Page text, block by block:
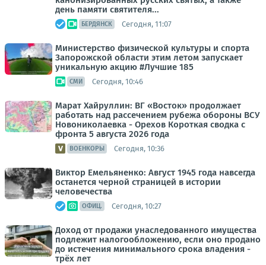
день памяти святителя...
БЕРДЯНСК Сегодня, 11:07
Министерство физической культуры и спорта
Запорожской области этим летом запускает
уникальную акцию #Лучшие 185
СМИ Сегодня, 10:46
Марат Хайруллин: ВГ «Восток» продолжает
работать над рассечением рубежа обороны ВСУ
Новониколаевка - Орехов Короткая сводка с
фронта 5 августа 2026 года
ВОЕНКОРЫ Сегодня, 10:36
Виктор Емельяненко: Август 1945 года навсегда
останется черной страницей в истории
человечества
ОФИЦ. Сегодня, 10:27
Доход от продажи унаследованного имущества
подлежит налогообложению, если оно продано
до истечения минимального срока владения -
трёх лет